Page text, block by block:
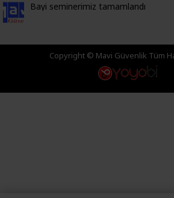
Bayi seminerimiz tamamlandı
Copyright © Mavi Güvenlik Tüm